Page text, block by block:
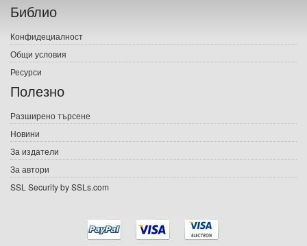
Печатни книги
Електронни книги
Е-списания
Подаръци
Ваучери
Библио
Конфидециалност
Общи условия
Ресурси
Полезно
Разширено търсене
Новини
За издатели
За автори
SSL Security by SSLs.com